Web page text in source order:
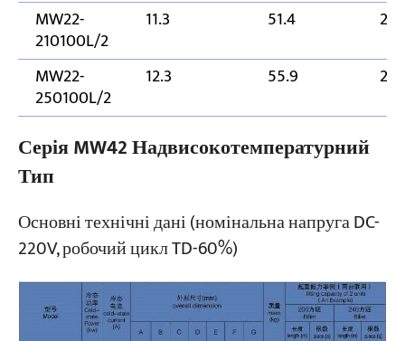
MW22-
210100L/2
11.3 51.4
MW22-
250100L/2
12.3 55.9
Серія MW42 Надвисокотемпературний
Тип
Основні технічні дані (номінальна напруга DC-
220V, робочий цикл TD-60%)